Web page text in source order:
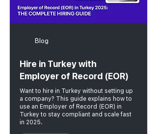
Blog
Hire in Turkey with
Employer of Record (EOR)
Want to hire in Turkey without setting up
a company? This guide explains how to
use an Employer of Record (EOR) in
Turkey to stay compliant and scale fast
in 2025.